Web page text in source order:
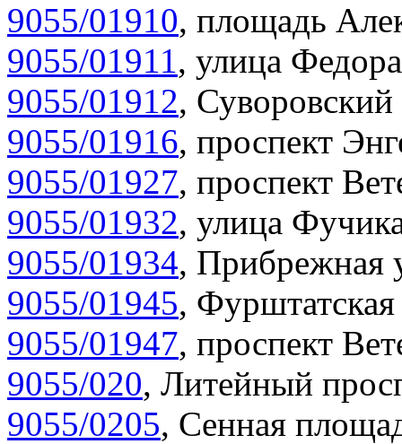
9055/01910, площадь
9055/01911, улица
9055/01912, Суворовский
9055/01916, проспект
9055/01927, проспект
9055/01932, улица
9055/01934, Прибрежная
9055/01945,
9055/01947, проспект
9055/020, Литейный
9055/0205, Сенная